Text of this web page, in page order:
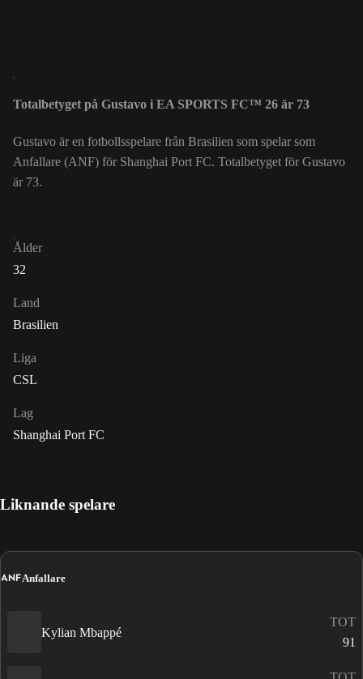
Totalbetyget på Gustavo i EA SPORTS FC™ 26 är 73
Gustavo är en fotbollsspelare från Brasilien som spelar som
Anfallare (ANF) för Shanghai Port FC. Totalbetyget för Gustavo
är 73.
Ålder
32
Land
Brasilien
Liga
CSL
Lag
Shanghai Port FC
Liknande spelare
ANFAnfallare
Kylian Mbappé
TOT
91